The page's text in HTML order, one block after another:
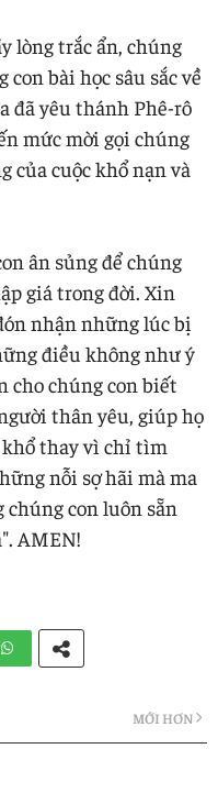
lòng trắc ẩn, chúng
bài học sâu sắc về
đã yêu thánh Phê-rô
mức mời gọi chúng
của cuộc khổ nạn và
ân sủng để chúng
giá trong đời. Xin
nhận những lúc bị
điều không như ý
cho chúng con biết
thân yêu, giúp họ
thay vì chỉ tìm
nỗi sợ hãi mà ma
chúng con luôn sẵn
AMEN!
MỚI HƠN